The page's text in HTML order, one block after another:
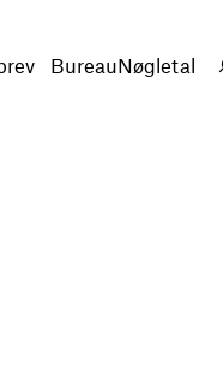
BureauNøgletal